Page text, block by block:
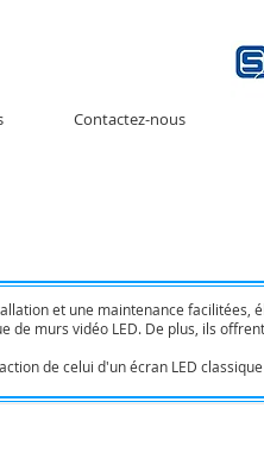
Contactez-nous
et une maintenance facilitées,
murs vidéo LED. De plus, ils
de celui d'un écran LED